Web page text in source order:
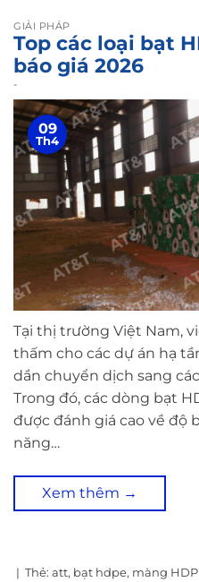
GIẢI PHÁP
Top các loại bạt
báo giá 2026
-
09
Th4
Tại thị trường Việt Nam,
thấm cho các dự án hạ
dần chuyển dịch sang
Trong đó, các dòng bạt
được đánh giá cao về độ
năng…
Xem thêm →
| Thẻ: att, bạt hdpe, màng